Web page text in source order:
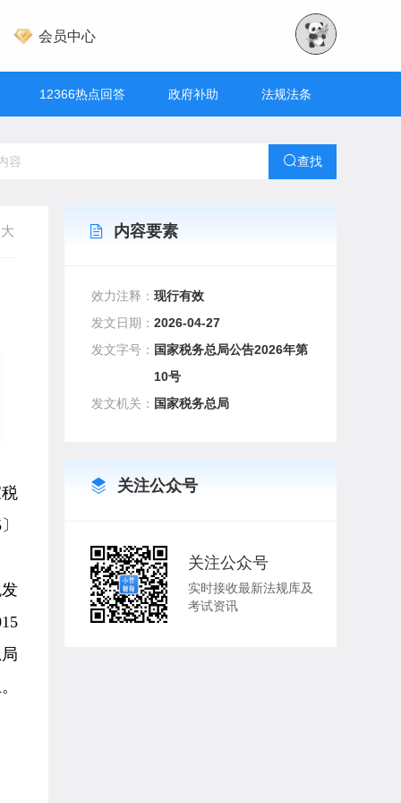
会员中心
12366热点回答 政府补助 法规法条
查找
内容要素
效力注释：现行有效
发文日期：2026-04-27
发文字号： 国家税务总局公告2026年第
10号
发文机关： 国家税务总局
关注公众号
关注公众号
实时接收最新法规库及
考试资讯
大